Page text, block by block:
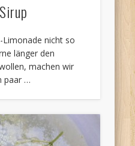
Limonade nicht so
länger den
machen wir
paar …